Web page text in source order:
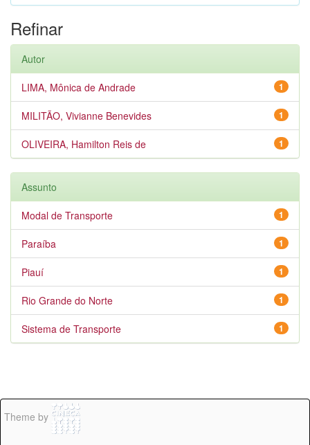
Refinar
Autor
1
LIMA, Mônica de Andrade
1
MILITÃO, Vivianne Benevides
1
OLIVEIRA, Hamilton Reis de
Assunto
1
Modal de Transporte
1
Paraíba
1
Piauí
1
Rio Grande do Norte
1
Sistema de Transporte
Theme by